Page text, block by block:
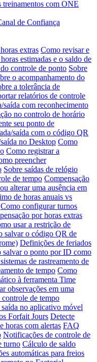
treinamentos com ONE
de Confiança
extras Como revisar e
estimadas e o saldo de
controle de ponto Sobre
o acompanhamento do
a tolerância de
relatórios de controle
saída com reconhecimento
no controlo de horário
seu ponto de
saída com o código QR
no Desktop Como
Como registrar a
preencher
Sobre saídas de relógio
de tempo Compensação
alterar uma ausência em
de horas anuais vs
Como configurar turnos
por horas extras
usar a restrição de
salvar o código QR de
Definições de feriados
salvar o ponto por ID como
de rastreamento de
de tempo Como
à ferramenta Time
observações em uma
de tempo
no aplicativo móvel
Forfait Jours Detecte
horas com alertas FAQ
Notificações de controle de
turno Cálculo de saldo
automáticas para freios